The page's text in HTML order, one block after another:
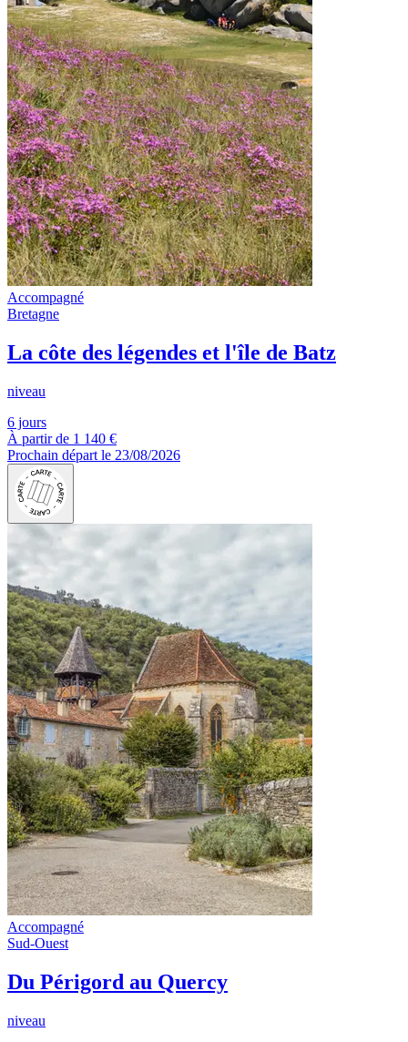
Accompagné
Bretagne
La côte des légendes et l'île de Batz
niveau
6 jours
À partir de 1 140 €
Prochain départ le 23/08/2026
Accompagné
Sud-Ouest
Du Périgord au Quercy
niveau